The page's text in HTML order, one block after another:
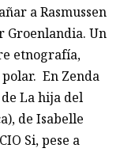
a Rasmussen
Groenlandia. Un
etnografía,
En Zenda
La hija del
de Isabelle
Si, pese a